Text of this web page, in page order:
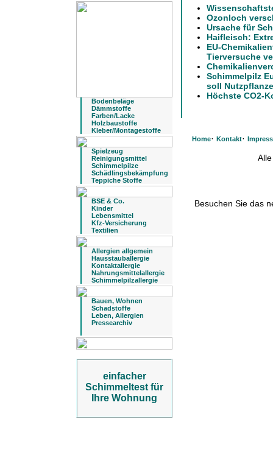
Bodenbeläge
Dämmstoffe
Farben/Lacke
Holzbaustoffe
Kleber/Montagestoffe
Spielzeug
Reinigungsmittel
Schimmelpilze
Schädlingsbekämpfung
Teppiche Stoffe
BSE & Co.
Kinder
Lebensmittel
Kfz-Versicherung
Textilien
Allergien allgemein
Hausstauballergie
Kontaktallergie
Nahrungsmittelallergie
Schimmelpilzallergie
Bauen, Wohnen
Schadstoffe
Leben, Allergien
Pressearchiv
einfacher
Schimmeltest für
Ihre Wohnung
Ozonloch
Ursache für
Haifleisch:
EU-
Tierversuche
Schimmelpilz
soll
Höchste CO2-
Home· Kontakt·
Besuchen Sie das